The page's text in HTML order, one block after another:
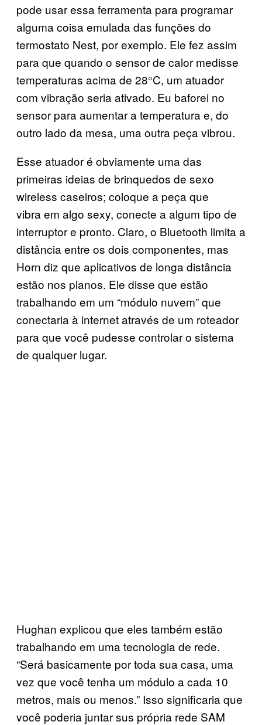
pode usar essa ferramenta para programar
alguma coisa emulada das funções do
termostato Nest, por exemplo. Ele fez assim
para que quando o sensor de calor medisse
temperaturas acima de 28°C, um atuador
com vibração seria ativado. Eu baforei no
sensor para aumentar a temperatura e, do
outro lado da mesa, uma outra peça vibrou.
Esse atuador é obviamente uma das
primeiras ideias de brinquedos de sexo
wireless caseiros; coloque a peça que
vibra em algo sexy, conecte a algum tipo de
interruptor e pronto. Claro, o Bluetooth limita a
distância entre os dois componentes, mas
Horn diz que aplicativos de longa distância
estão nos planos. Ele disse que estão
trabalhando em um “módulo nuvem” que
conectaria à internet através de um roteador
para que você pudesse controlar o sistema
de qualquer lugar.
Hughan explicou que eles também estão
trabalhando em uma tecnologia de rede.
“Será basicamente por toda sua casa, uma
vez que você tenha um módulo a cada 10
metros, mais ou menos.” Isso significaria que
você poderia juntar sus própria rede SAM